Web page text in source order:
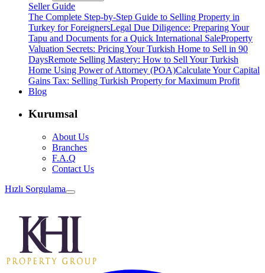
Seller Guide
The Complete Step-by-Step Guide to Selling Property in
Turkey for ForeignersLegal Due Diligence: Preparing Your
Tapu and Documents for a Quick International SaleProperty
Valuation Secrets: Pricing Your Turkish Home to Sell in 90
DaysRemote Selling Mastery: How to Sell Your Turkish
Home Using Power of Attorney (POA)Calculate Your Capital
Gains Tax: Selling Turkish Property for Maximum Profit
Blog
Kurumsal
About Us
Branches
F.A.Q
Contact Us
Hızlı Sorgulama